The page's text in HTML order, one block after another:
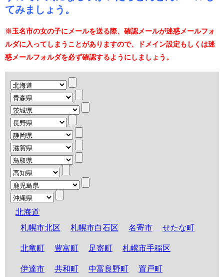
てみましょう。
※玉名市の女の子にメールを送る際、確認メールが迷惑メールフォ
ルダに入ってしまうことがありますので、ドメイン設定もしくは迷
惑メールフォルダを必ず確認するようにしましょう。
北海道
札幌市北区
札幌市白石区 名寄市 せたな町
北竜町 豊富町 足寄町 札幌市手稲区
伊達市 共和町 中富良野町 置戸町